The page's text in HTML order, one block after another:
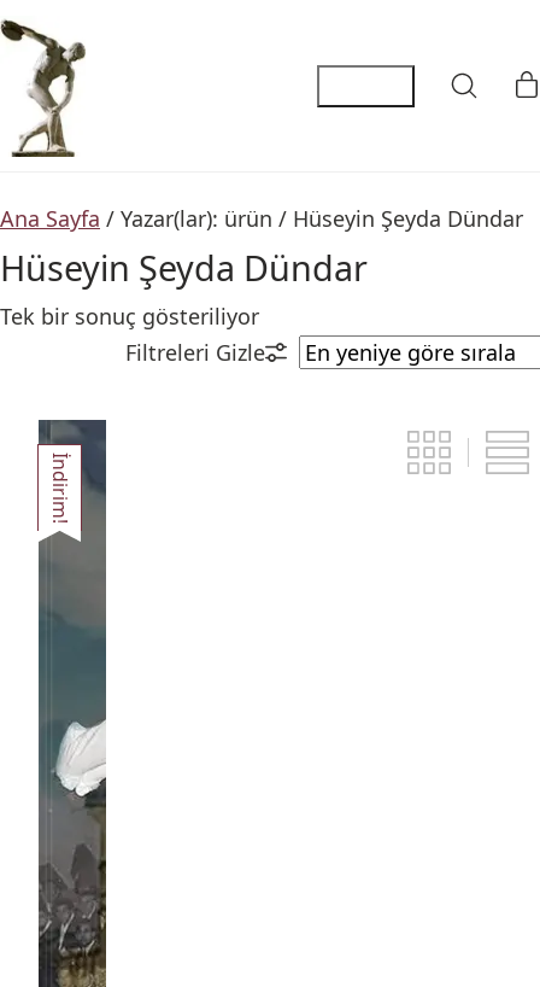
Ana Sayfa / Yazar(lar): ürün / Hüseyin Şeyda Dündar
Hüseyin Şeyda Dündar
Tek bir sonuç gösteriliyor
İndirim!